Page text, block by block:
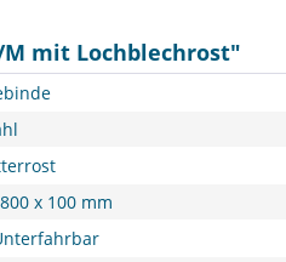
M mit Lochblechrost"
x 100 mm